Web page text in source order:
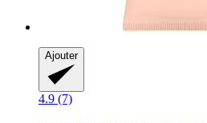
Ajouter
4.9 (7)